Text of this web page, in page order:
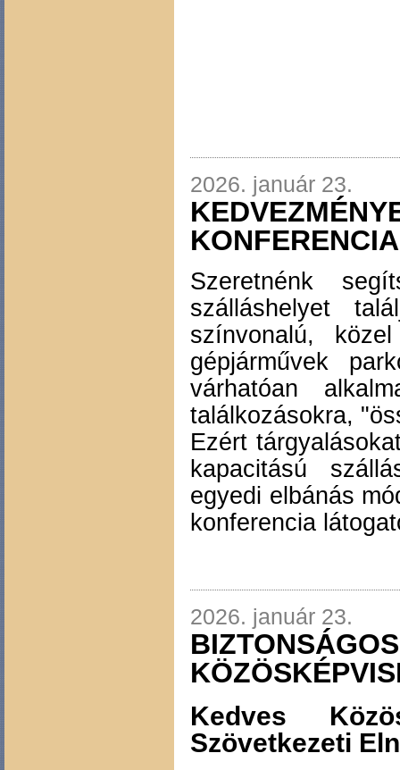
2026. január 23.
Szeretnénk
szálláshelyet
színvonalú,
gépjárművek
várhatóan
találkozásokra,
Ezért
kapacitású
egyedi elbánás
konferencia
2026. január 23.
Kedves
Szövetkezeti